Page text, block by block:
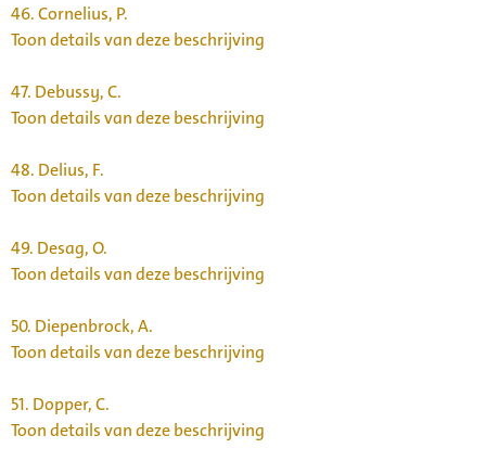
46.Cornelius, P.
Toon details van deze beschrijving
47. Debussy, C.
Toon details van deze beschrijving
48. Delius, F.
Toon details van deze beschrijving
49. Desag, O.
Toon details van deze beschrijving
50. Diepenbrock, A.
Toon details van deze beschrijving
51. Dopper, C.
Toon details van deze beschrijving